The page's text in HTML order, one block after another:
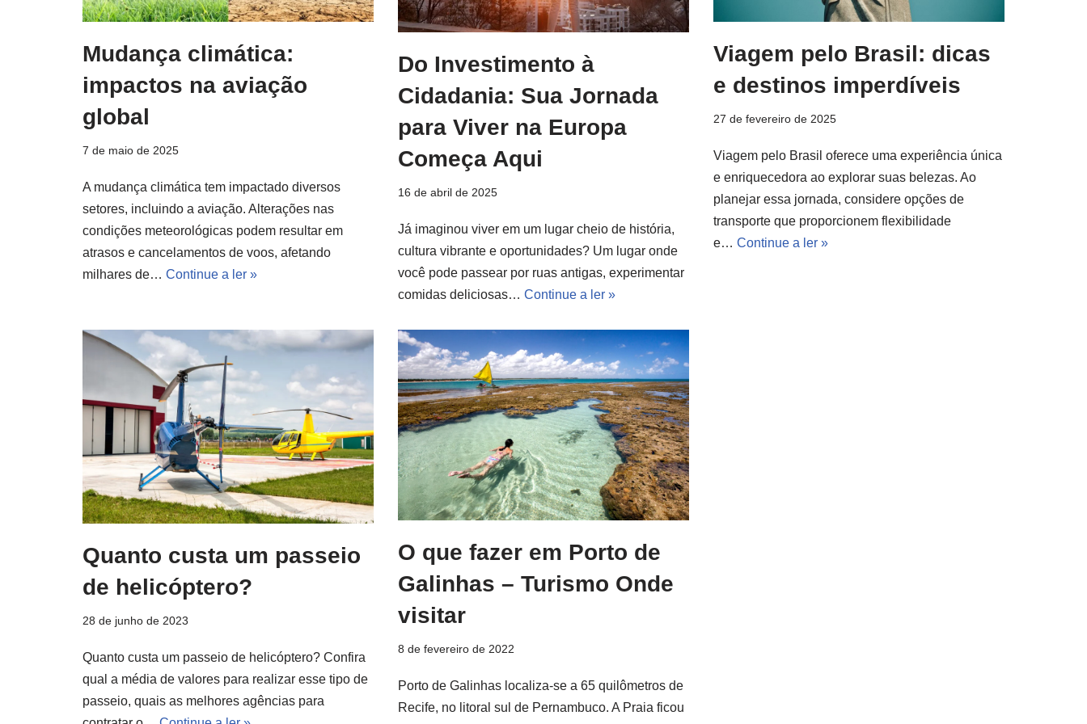
Mudança climática:
impactos na aviação
global
7 de maio de 2025
A mudança climática tem impactado diversos
setores, incluindo a aviação. Alterações nas
condições meteorológicas podem resultar em
atrasos e cancelamentos de voos, afetando
milhares de… Continue a ler »
Do Investimento à
Cidadania: Sua Jornada
para Viver na Europa
Começa Aqui
16 de abril de 2025
Já imaginou viver em um lugar cheio de história,
cultura vibrante e oportunidades? Um lugar onde
você pode passear por ruas antigas, experimentar
comidas deliciosas… Continue a ler »
Viagem pelo Brasil: dicas
e destinos imperdíveis
27 de fevereiro de 2025
Viagem pelo Brasil oferece uma experiência única
e enriquecedora ao explorar suas belezas. Ao
planejar essa jornada, considere opções de
transporte que proporcionem flexibilidade
e… Continue a ler »
Quanto custa um passeio
de helicóptero?
28 de junho de 2023
Quanto custa um passeio de helicóptero? Confira
qual a média de valores para realizar esse tipo de
passeio, quais as melhores agências para
O que fazer em Porto de
Galinhas – Turismo Onde
visitar
8 de fevereiro de 2022
Porto de Galinhas localiza-se a 65 quilômetros de
Recife, no litoral sul de Pernambuco. A Praia ficou